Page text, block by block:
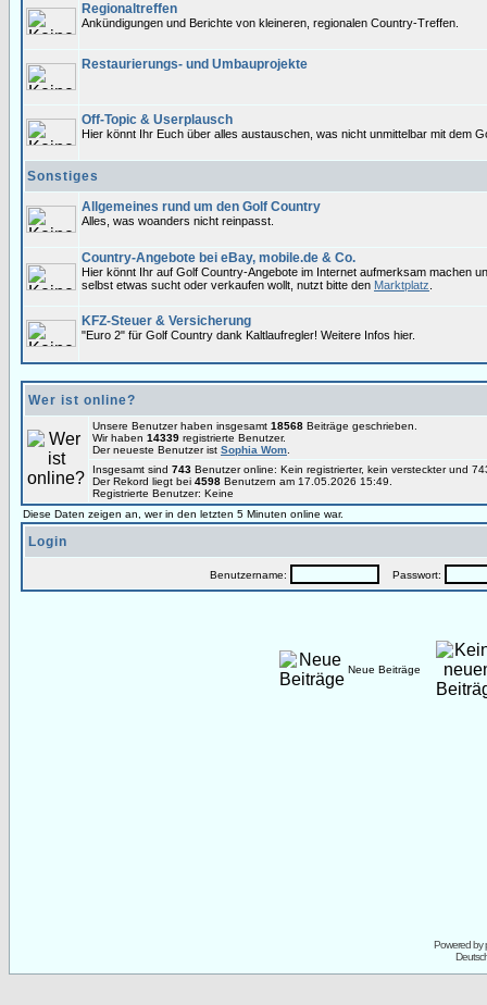
Regionaltreffen
Ankündigungen und Berichte von kleineren, regionalen Country-Treffen.
Restaurierungs- und Umbauprojekte
Off-Topic & Userplausch
Hier könnt Ihr Euch über alles austauschen, was nicht unmittelbar mit dem
Sonstiges
Allgemeines rund um den Golf Country
Alles, was woanders nicht reinpasst.
Country-Angebote bei eBay, mobile.de & Co.
Hier könnt Ihr auf Golf Country-Angebote im Internet aufmerksam machen
selbst etwas sucht oder verkaufen wollt, nutzt bitte den Marktplatz
KFZ-Steuer & Versicherung
"Euro 2" für Golf Country dank Kaltlaufregler! Weitere Infos hier.
Wer ist online?
Unsere Benutzer haben insgesamt 18568 Beiträge geschrieben.
Wir haben 14339 registrierte Benutzer.
Der neueste Benutzer ist Sophia Wom
Insgesamt sind 743 Benutzer online: Kein registrierter, kein versteckter und
Der Rekord liegt bei 4598 Benutzern am 17.05.2026 15:49.
Registrierte Benutzer: Keine
Diese Daten zeigen an, wer in den letzten 5 Minuten online war.
Login
Benutzername: Passwort:
Neue Beiträge
Powered by